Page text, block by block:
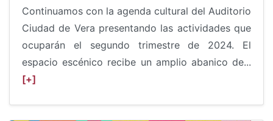
Continuamos con la agenda cultural del Auditorio
Ciudad de Vera presentando las actividades que
ocuparán el segundo trimestre de 2024. El
espacio escénico recibe un amplio abanico de...
[+]